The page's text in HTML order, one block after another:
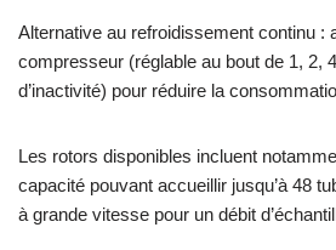
Alternative au refroidissement continu :
compresseur (réglable au bout de 1, 2,
d’inactivité) pour réduire la
Les rotors disponibles incluent
capacité pouvant accueillir jusqu’à 48
à grande vitesse pour un débit